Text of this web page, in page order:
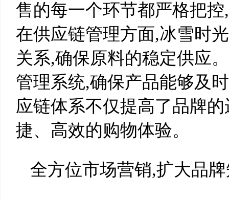
售的每一个环节都严格把
在供应链管理方面,冰雪时
关系,确保原料的稳定供应
管理系统,确保产品能够及
应链体系不仅提高了品牌
捷、高效的购物体验。
全方位市场营销,扩大品